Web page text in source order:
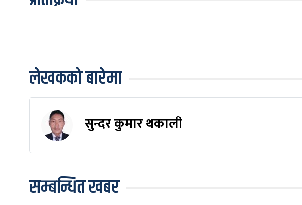
लेखकको बारेमा
सुन्दर कुमार थकाली
सम्बन्धित खबर